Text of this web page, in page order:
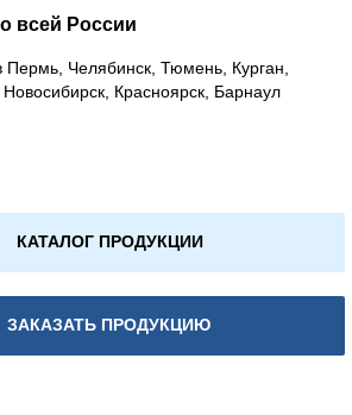
всей России
Пермь, Челябинск, Тюмень, Курган,
Новосибирск, Красноярск, Барнаул
КАТАЛОГ ПРОДУКЦИИ
ЗАКАЗАТЬ ПРОДУКЦИЮ